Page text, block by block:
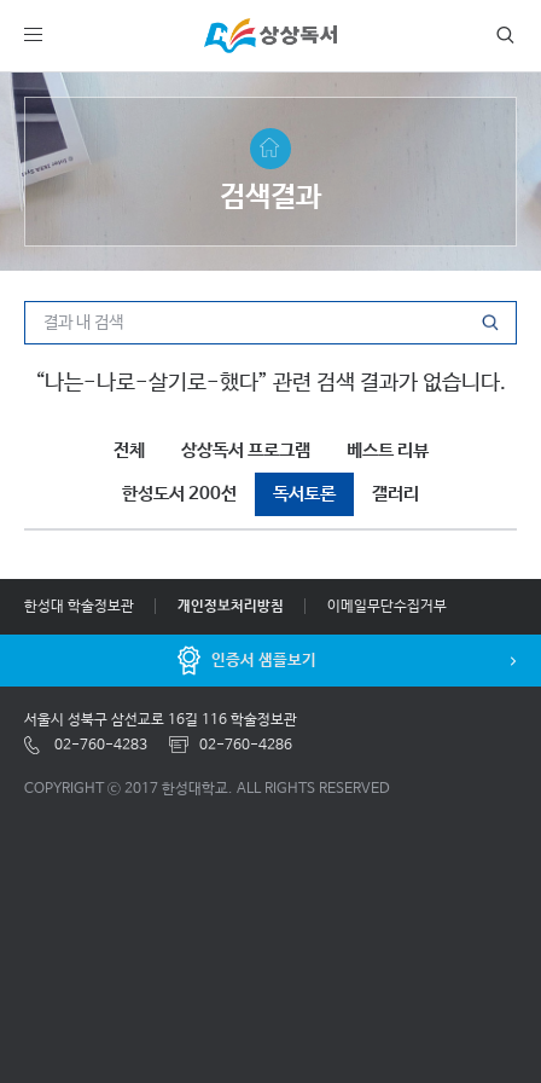
검색결과
“나는-나로-살기로-했다” 관련 검색 결과가 없습니다.
전체 상상독서 프로그램 베스트 리뷰
한성도서 200선 독서토론 갤러리
한성대 학술정보관 개인정보처리방침 이메일무단수집거부
인증서 샘플보기
서울시 성북구 삼선교로 16길 116 학술정보관
02-760-4283
02-760-4286
COPYRIGHT ⓒ 2017 한성대학교. ALL RIGHTS RESERVED